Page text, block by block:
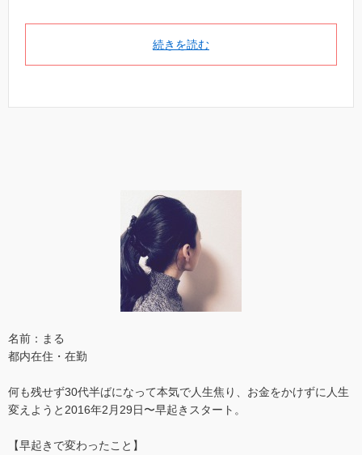
続きを読む
名前：まる
都内在住・在勤
何も残せず30代半ばになって本気で人生焦り、お金をかけずに人生
変えようと2016年2月29日〜早起きスタート。
【早起きで変わったこと】